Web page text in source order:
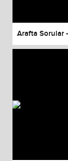
Arafta Sorular